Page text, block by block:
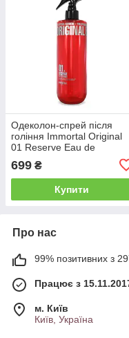
Одеколон-спрей після
гоління Immortal Original
01 Reserve Eau de
Cologne, 500 мл (NYC-51)
699 ₴
Купити
Про нас
99% позитивних з
Працює з
м. Київ
Київ, Україна